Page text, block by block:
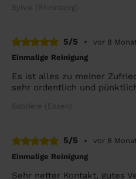
Sylvia (Rheinberg)
5/5 •
vor 8
Einmalige Reinigung
Es ist alles zu meiner
sehr ordentlich und
Gabriele (Essen)
5/5 •
vor 8
Einmalige Reinigung
Sehr netter Kontakt, gutes